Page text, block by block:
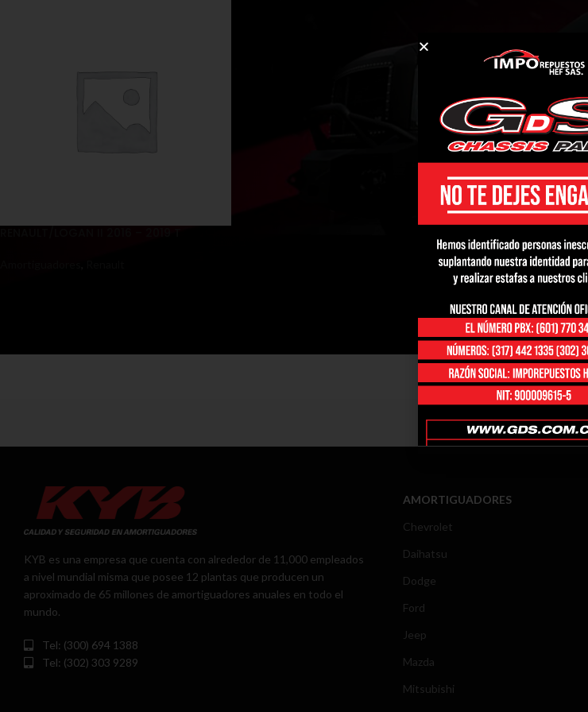
KYB es una empresa que cuenta con alrededor de 11,000 empleados
a nivel mundial misma que posee 12 plantas que producen un
aproximado de 65 millones de amortiguadores anuales en todo el
mundo.
Tel: (300) 694 1388
Tel: (302) 303 9289
AMORTIGUADORES
Chevrolet
Daihatsu
Dodge
Ford
Jeep
Mazda
Mitsubishi